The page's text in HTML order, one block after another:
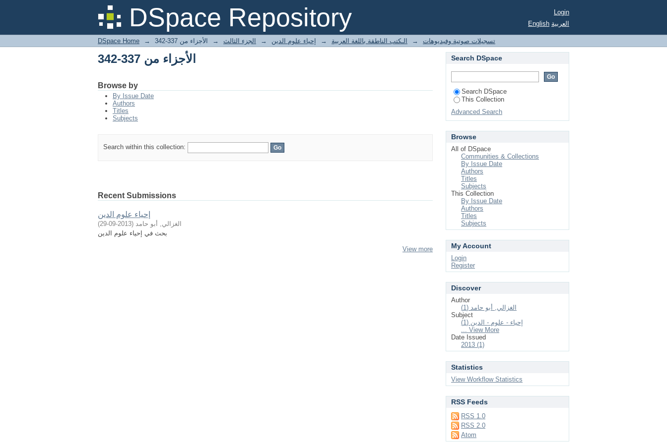
DSpace Repository
الأجزاء من 337-342
Login
English العربية
DSpace Home → تسجيلات صوتية وفيديوهات → الـكتب الناطقة باللغة العربية → إحياء علوم الدين → الجزء الثالث → الأجزاء من 337-342
الأجزاء من 337-342
Browse by
By Issue Date
Authors
Titles
Subjects
Search within this collection:
Recent Submissions
إحياء علوم الدين
الغزالي, أبو حامد (
2013-09-29
)
بحث في إحياء علوم الدين
View more
Search DSpace
Search DSpace
This Collection
Advanced Search
Browse
All of DSpace
Communities & Collections
By Issue Date
Authors
Titles
Subjects
This Collection
By Issue Date
Authors
Titles
Subjects
My Account
Login
Register
Discover
Author
الغزالي, أبو حامد (1)
Subject
إحياء - علوم - الدين (1)
... View More
Date Issued
2013 (1)
Statistics
View Workflow Statistics
RSS Feeds
RSS 1.0
RSS 2.0
Atom